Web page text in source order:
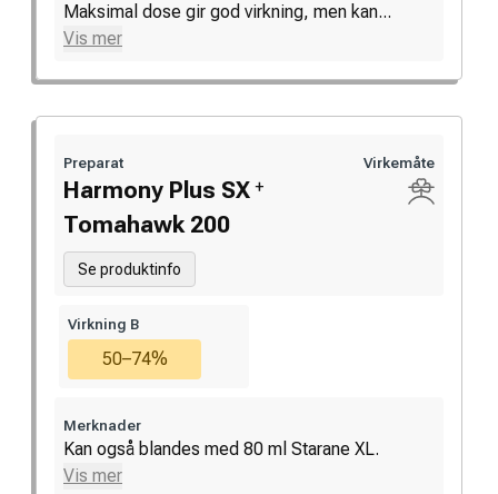
Maksimal dose gir god virkning, men kan...
Vis mer
Preparat
Harmony Plus SX +
Tomahawk 200
Se produktinfo
Virkemåte
Virkning B
50–74%
Merknader
Kan også blandes med 80 ml Starane XL.
Vis mer